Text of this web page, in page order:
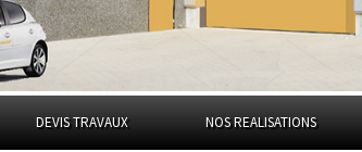
DEVIS TRAVAUX NOS REALISATIONS